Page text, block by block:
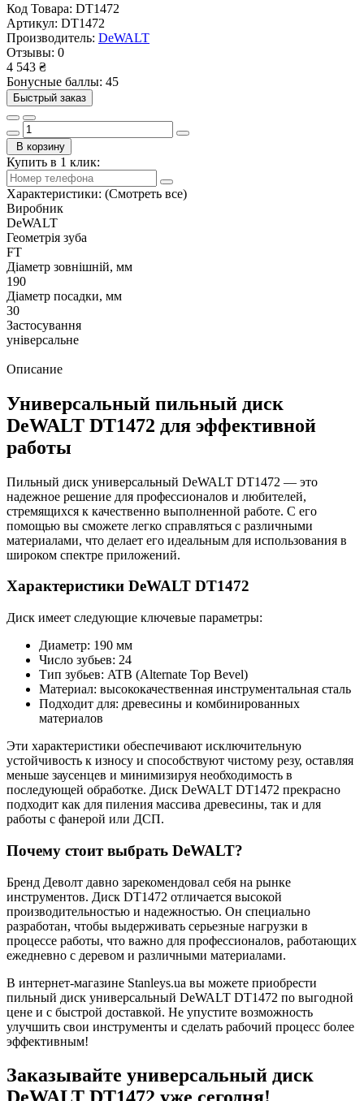
Код Товара: DT1472
Артикул: DT1472
Производитель: DeWALT
Отзывы: 0
4 543 ₴
Бонусные баллы: 45
Быстрый заказ
В корзину
Купить в 1 клик:
Характеристики: (Смотреть все)
Виробник
DeWALT
Геометрія зуба
FT
Діаметр зовнішній, мм
190
Діаметр посадки, мм
30
Застосування
універсальне
Описание
Универсальный пильный диск
DeWALT DT1472 для эффективной
работы
Пильный диск универсальный DeWALT DT1472 — это
надежное решение для профессионалов и любителей,
стремящихся к качественно выполненной работе. С его
помощью вы сможете легко справляться с различными
материалами, что делает его идеальным для использования в
широком спектре приложений.
Характеристики DeWALT DT1472
Диск имеет следующие ключевые параметры:
Диаметр: 190 мм
Число зубьев: 24
Тип зубьев: ATB (Alternate Top Bevel)
Материал: высококачественная инструментальная сталь
Подходит для: древесины и комбинированных
материалов
Эти характеристики обеспечивают исключительную
устойчивость к износу и способствуют чистому резу, оставляя
меньше заусенцев и минимизируя необходимость в
последующей обработке. Диск DeWALT DT1472 прекрасно
подходит как для пиления массива древесины, так и для
работы с фанерой или ДСП.
Почему стоит выбрать DeWALT?
Бренд Деволт давно зарекомендовал себя на рынке
инструментов. Диск DT1472 отличается высокой
производительностью и надежностью. Он специально
разработан, чтобы выдерживать серьезные нагрузки в
процессе работы, что важно для профессионалов, работающих
ежедневно с деревом и различными материалами.
В интернет-магазине Stanleys.ua вы можете приобрести
пильный диск универсальный DeWALT DT1472 по выгодной
цене и с быстрой доставкой. Не упустите возможность
улучшить свои инструменты и сделать рабочий процесс более
эффективным!
Заказывайте универсальный диск